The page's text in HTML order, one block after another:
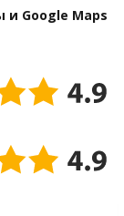
Google Maps